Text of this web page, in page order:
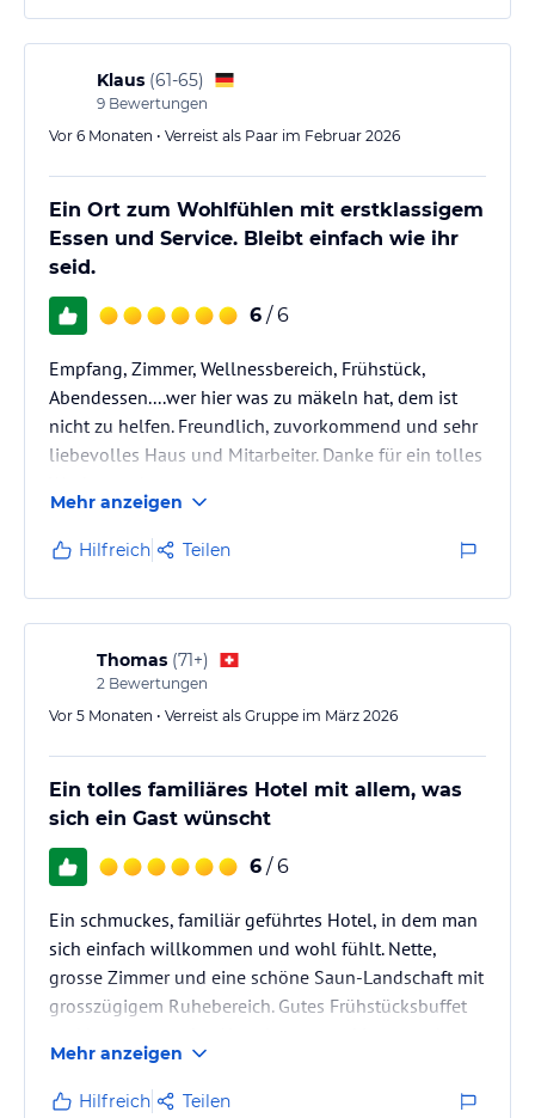
Wie immer konnten wir neue faszinierende Ecken des
Allgäus entdecken und altbekannte Wege genießen.
Besonders wenn man etwas abseits der Massen oder
im Gebirge wandert bereitet es besondere Freude -
fast…
Klaus (61-65)
9 Bewertungen
Vor 6 Monaten • Verreist als Paar im Februar 2026
Ein Ort zum Wohlfühlen mit erstklassigem
Essen und Service. Bleibt einfach wie ihr
seid.
6 / 6
Empfang, Zimmer, Wellnessbereich, Frühstück,
Abendessen....wer hier was zu mäkeln hat, dem ist
nicht zu helfen. Freundlich, zuvorkommend und sehr
liebevolles Haus und Mitarbeiter. Danke für ein tolles
Mit netten Grüßen aus Stuttgart-Heslach
Mehr anzeigen
Hilfreich Teilen
Thomas (71+)
2 Bewertungen
Vor 5 Monaten • Verreist als Gruppe im März 2026
Ein tolles familiäres Hotel mit allem, was
sich ein Gast wünscht
6 / 6
Ein schmuckes, familiär geführtes Hotel, in dem man
sich einfach willkommen und wohl fühlt. Nette,
grosse Zimmer und eine schöne Saun-Landschaft mit
grosszügigem Ruhebereich. Gutes Frühstücksbuffet
herzlich und aufmerksam von Michael und seiner
Familie bzw. Team betreut.
Mehr anzeigen
Hilfreich Teilen